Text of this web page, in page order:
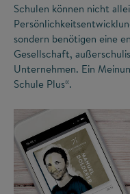
Schulen können nicht
sondern benötigen eine
Gesellschaft,
Unternehmen. Ein
Schule Plus“.